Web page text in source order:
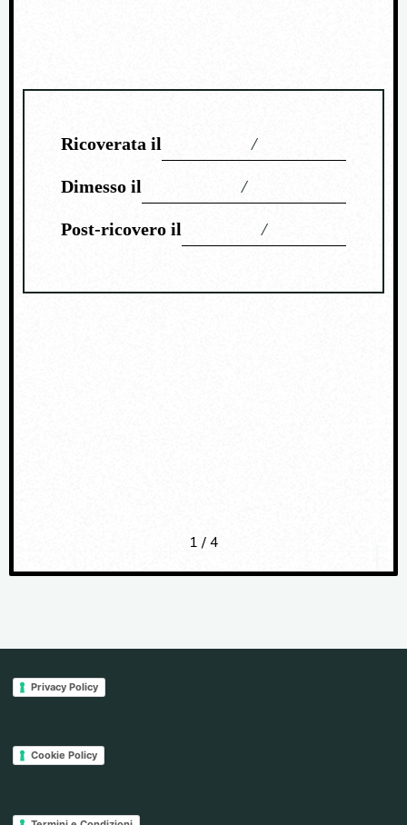
Ricoverata il /
Dimesso il /
Post-ricovero il /
1 / 4
Privacy Policy
Cookie Policy